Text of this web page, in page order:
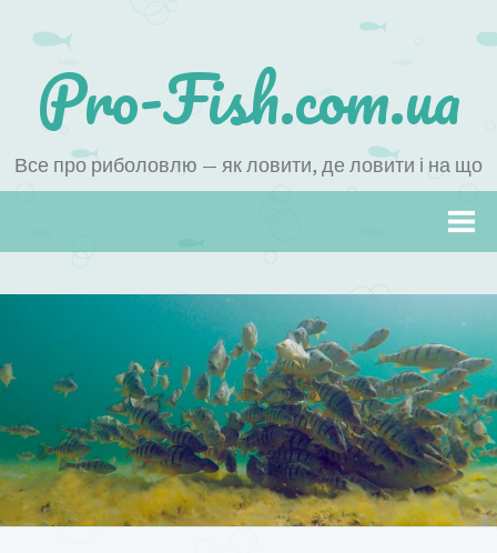
Pro-Fish.com.ua
Все про риболовлю — як ловити, де ловити і на що